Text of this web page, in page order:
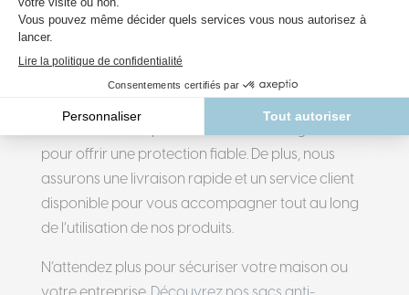
Fiabilité, expertise, livraison rapide
Depuis 2006, VERTU PROTECT s’est forgée une
solide réputation grâce à son expertise dans la
pour offrir une protection fiable. De plus, nous
assurons une livraison rapide et un service client
disponible pour vous accompagner tout au long
de l’utilisation de nos produits.
N’attendez plus pour sécuriser votre maison ou